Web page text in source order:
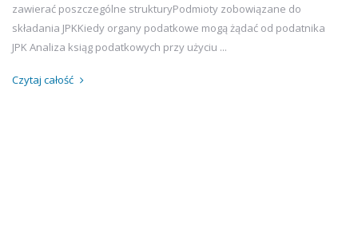
zawierać poszczególne strukturyPodmioty zobowiązane do
składania JPKKiedy organy podatkowe mogą żądać od podatnika
JPK Analiza ksiąg podatkowych przy użyciu ...
Czytaj całość